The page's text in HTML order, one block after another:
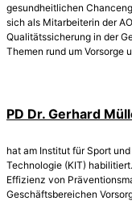
gesundheitlichen
sich als Mitarbeiterin der
Qualitätssicherung in der
Themen rund um Vorsorge
PD Dr. Gerhard
hat am Institut für Sport
Technologie (KIT)
Effizienz von
Geschäftsbereichen